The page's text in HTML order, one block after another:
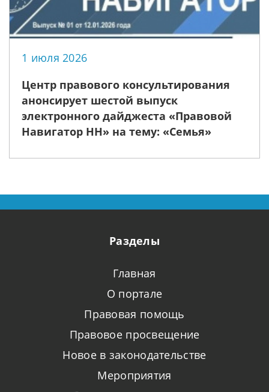
1 июля 2026
Центр правового консультирования
анонсирует шестой выпуск
электронного дайджеста «Правовой
Навигатор НН» на тему: «Семья»
Разделы
Главная
О портале
Правовая помощь
Правовое просвещение
Новое в законодательстве
Мероприятия